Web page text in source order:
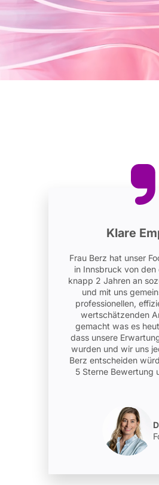
Klare
Frau Berz hat unser
in Innsbruck von
knapp 2 Jahren an
und mit uns
professionellen,
wertschätzenden
gemacht was es
dass unsere
wurden und wir uns
Berz entscheiden
5 Sterne Bewertung